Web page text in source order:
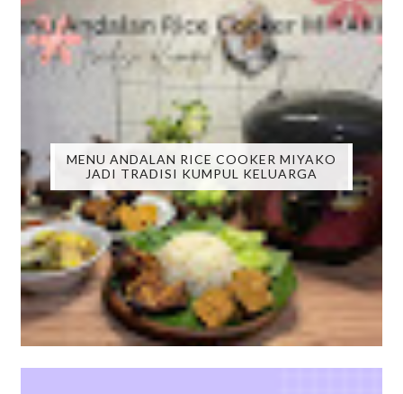
MENU ANDALAN RICE COOKER MIYAKO
JADI TRADISI KUMPUL KELUARGA